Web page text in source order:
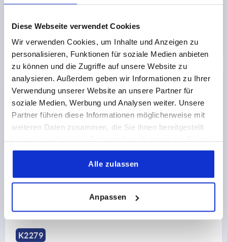
Diese Webseite verwendet Cookies
Wir verwenden Cookies, um Inhalte und Anzeigen zu
personalisieren, Funktionen für soziale Medien anbieten
zu können und die Zugriffe auf unsere Website zu
analysieren. Außerdem geben wir Informationen zu Ihrer
Verwendung unserer Website an unsere Partner für
soziale Medien, Werbung und Analysen weiter. Unsere
Partner führen diese Informationen möglicherweise mit
weiteren Daten zusammen, die Sie ihnen bereitgestellt
gesammelt haben.
Alle zulassen
Anpassen
2,75 CHF
zzgl. MwSt.
PRODUKTDETAILS
CAD
Andere Kunden kauften auch
K2279